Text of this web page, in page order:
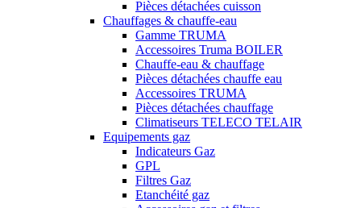
Pièces détachées cuisson
Chauffages & chauffe-eau
Gamme TRUMA
Accessoires Truma BOILER
Chauffe-eau & chauffage
Pièces détachées chauffe eau
Accessoires TRUMA
Pièces détachées chauffage
Climatiseurs TELECO TELAIR
Equipements gaz
Indicateurs Gaz
GPL
Filtres Gaz
Etanchéité gaz